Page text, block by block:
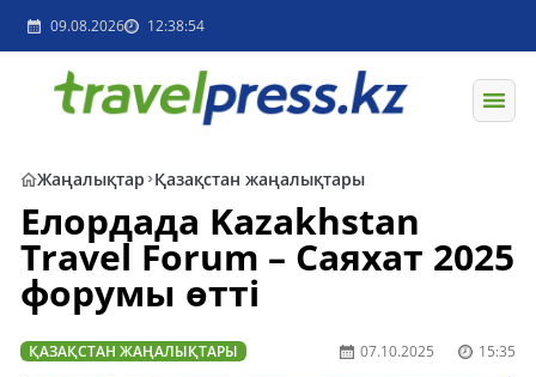
09.08.2026 12:38:54
Жаңалықтар Қазақстан жаңалықтары
Елордада Kazakhstan
Travel Forum – Саяхат 2025
форумы өтті
ҚАЗАҚСТАН ЖАҢАЛЫҚТАРЫ 07.10.2025 15:35